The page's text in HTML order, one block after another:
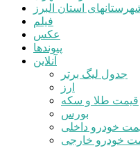
استان البرز
فیلم
عکس
پیوندها
آنلاین
جدول لیگ برتر
ارز
قیمت طلا و سکه
بورس
خودرو داخلی
خودرو خارجی